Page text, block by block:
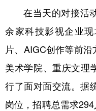
在当天的对接活
余家科技影视企业
片、AIGC创作等前
美术学院、重庆文理
行了面对面交流。据
岗位，招聘总需求